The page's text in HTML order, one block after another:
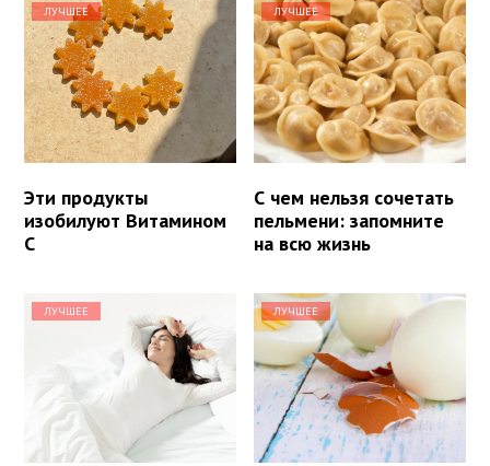
ЛУЧШЕЕ
Эти продукты
изобилуют Витамином
С
ЛУЧШЕЕ
С чем нельзя сочетать
пельмени: запомните
на всю жизнь
ЛУЧШЕЕ ЛУЧШЕЕ